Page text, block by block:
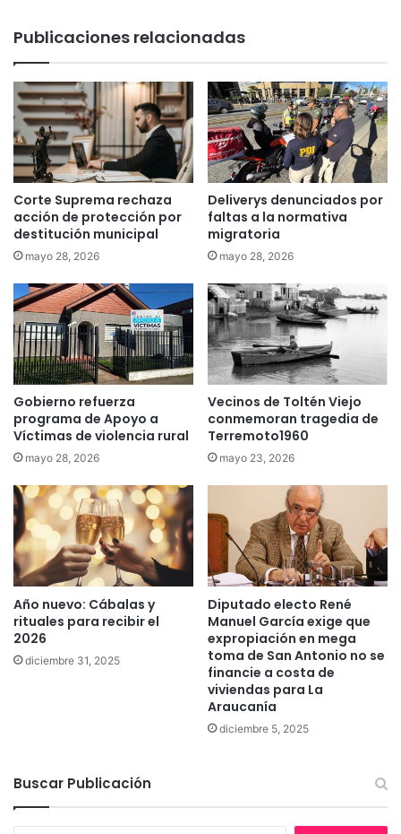
e
a
b
u
s
ó
d
e
h
i
a
d
e
s
u
c
o
n
v
i
i
e
n
t
e
e
n
P
a
d
C
s
e
r
a
e
d
a
d
f
u
e
a
t
o
p
e
l
l
a
d
a
e
n
e
m
u
c
o
Publicaciones relacionadas
Corte Suprema rechaza
acción de protección por
destitución municipal
mayo 28, 2026
Deliverys denunciados por
faltas a la normativa
migratoria
mayo 28, 2026
Gobierno refuerza
programa de Apoyo a
Víctimas de violencia rural
mayo 28, 2026
Vecinos de Toltén Viejo
conmemoran tragedia de
Terremoto1960
mayo 23, 2026
Año nuevo: Cábalas y
rituales para recibir el
2026
diciembre 31, 2025
Diputado electo René
Manuel García exige que
expropiación en mega
toma de San Antonio no se
financie a costa de
viviendas para La
Araucanía
diciembre 5, 2025
Buscar Publicación